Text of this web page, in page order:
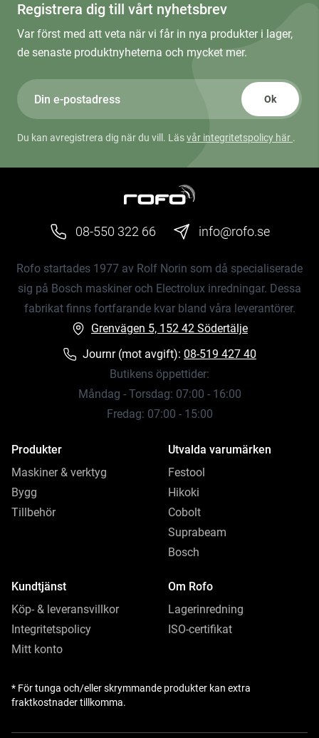
Registrera dig till vårt nyhetsbrev
Var först med att veta när vi får in nya produkter i lager,
de senaste produktnyheterna och mycket mer.
Ok
Du kan avregistrera dig när du vill. Läsvår integritetspolicy här .
08-550 322 66 info@rofo.se
Rofo startades 1977 av Rolf Norin som då specialiserade
sig på Bosch maskiner och Electrolux inredningar. Dessa
fabrikat finns fortfarande kvar bland våra leverantörer.
Grenvägen 5, 152 42 Södertälje
Journr (mot avgift): 08-519 427 40
Butikens öppettider:
Måndag - Torsdag: 07:00 - 16:00
Fredag: 07:00 - 15:00
Produkter
Maskiner & verktyg
Bygg
Tillbehör
Utvalda varumärken
Festool
Hikoki
Cobolt
Suprabeam
Bosch
Kundtjänst
Köp- & leveransvillkor
Integritetspolicy
Mitt konto
Om Rofo
Lagerinredning
ISO-certifikat
* För tunga och/eller skrymmande produkter kan extra
fraktkostnader tillkomma.